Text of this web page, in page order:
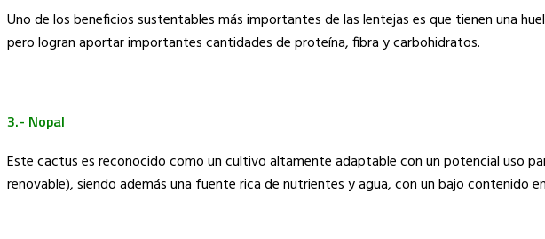
Uno de los beneficios sustentables más importantes de las lentejas es que tienen una
pero logran aportar importantes cantidades de proteína, fibra y carbohidratos.
3.- Nopal
Este cactus es reconocido como un cultivo altamente adaptable con un potencial uso
renovable), siendo además una fuente rica de nutrientes y agua, con un bajo contenido